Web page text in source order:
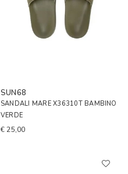
SUN68
SANDALI MARE X36310T BAMBINO
VERDE
€ 25,00